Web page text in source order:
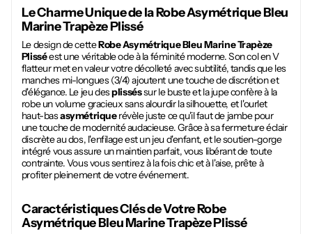
Le Charme Unique de laRobe Asymétrique Bleu
Marine Trapèze Plissé
Le design de cetteRobe Asymétrique Bleu Marine Trapèze
Plisséest une véritable ode à la féminité moderne. Son col en V
flatteur met en valeur votre décolleté avec subtilité, tandis que les
manches mi-longues (3/4) ajoutent une touche de discrétion et
d'élégance. Le jeu desplisséssur le buste et la jupe confère à la
robe un volume gracieux sans alourdir la silhouette, et l'ourlet
haut-basasymétriquerévèle juste ce qu'il faut de jambe pour
une touche de modernité audacieuse. Grâce à sa fermeture éclair
discrète au dos, l'enfilage est un jeu d'enfant, et le soutien-gorge
intégré vous assure un maintien parfait, vous libérant de toute
contrainte. Vous vous sentirez à la fois chic et à l'aise, prête à
profiter pleinement de votre événement.
Caractéristiques Clés de VotreRobe
Asymétrique Bleu Marine Trapèze Plissé